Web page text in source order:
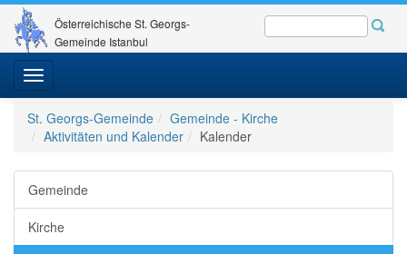
Österreichische St. Georgs-
Gemeinde Istanbul
Toggle
navigation
St. Georgs-Gemeinde
Gemeinde - Kirche
Aktivitäten und Kalender
Kalender
Gemeinde
Kirche